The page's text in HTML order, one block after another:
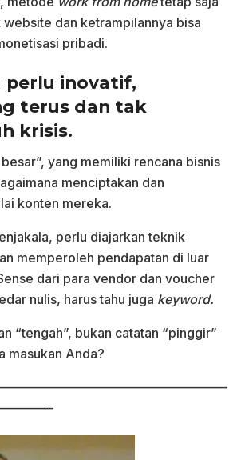
website dan ketrampilannya bisa
pribadi.
perlu inovatif,
terus dan tak
krisis.
yang memiliki rencana bisnis
menciptakan dan
konten mereka.
perlu diajarkan teknik
memperoleh pendapatan di luar
dari para vendor dan voucher
nulis, harus tahu juga keyword.
“tengah”, bukan catatan “pinggir”
masukan Anda?